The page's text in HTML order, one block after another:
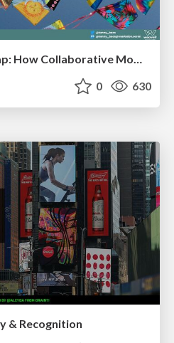
0 630
& Recognition